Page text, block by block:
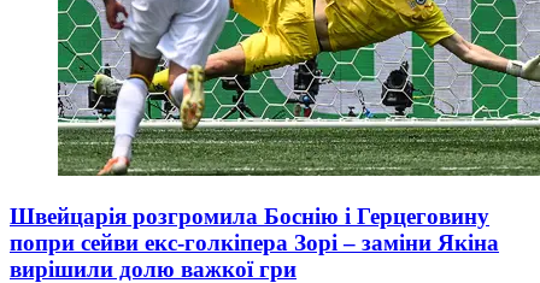
Швейцарія розгромила Боснію і Герцеговину
попри сейви екс-голкіпера Зорі – заміни Якіна
вирішили долю важкої гри